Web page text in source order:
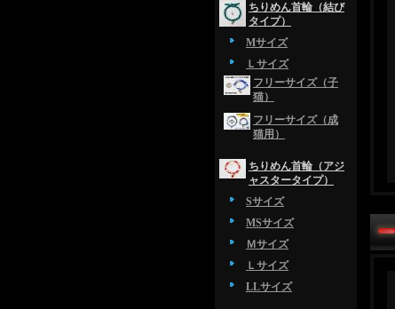
ちりめん首輪（結び
タイプ）
Mサイズ
Ｌサイズ
フリーサイズ（子
猫）
フリーサイズ（成
猫用）
ちりめん首輪（アジ
ャスタータイプ）
Sサイズ
MSサイズ
Ｍサイズ
Ｌサイズ
LLサイズ